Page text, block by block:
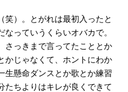
笑）。とがれは最初入ったと
っていうくらいオバカで。
さっきまで言ってたこととか
かじゃなくて、ホントにわか
生懸命ダンスとか歌とか練習
たちよりはキレが良くできて